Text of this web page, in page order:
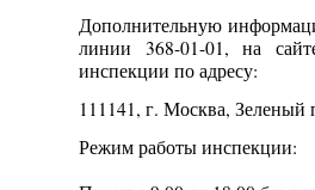
Дополнительную
линии 368-01-01, на
инспекции по адресу:
111141, г. Москва, Зеленый
Режим работы инспекции: